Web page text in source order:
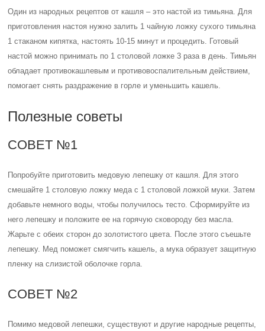
Один из народных рецептов от кашля – это настой из тимьяна. Для
приготовления настоя нужно залить 1 чайную ложку сухого тимьяна
1 стаканом кипятка, настоять 10-15 минут и процедить. Готовый
настой можно принимать по 1 столовой ложке 3 раза в день. Тимьян
обладает противокашлевым и противовоспалительным действием,
помогает снять раздражение в горле и уменьшить кашель.
Полезные советы
СОВЕТ №1
Попробуйте приготовить медовую лепешку от кашля. Для этого
смешайте 1 столовую ложку меда с 1 столовой ложкой муки. Затем
добавьте немного воды, чтобы получилось тесто. Сформируйте из
него лепешку и положите ее на горячую сковороду без масла.
Жарьте с обеих сторон до золотистого цвета. После этого съешьте
лепешку. Мед поможет смягчить кашель, а мука образует защитную
пленку на слизистой оболочке горла.
СОВЕТ №2
Помимо медовой лепешки, существуют и другие народные рецепты,